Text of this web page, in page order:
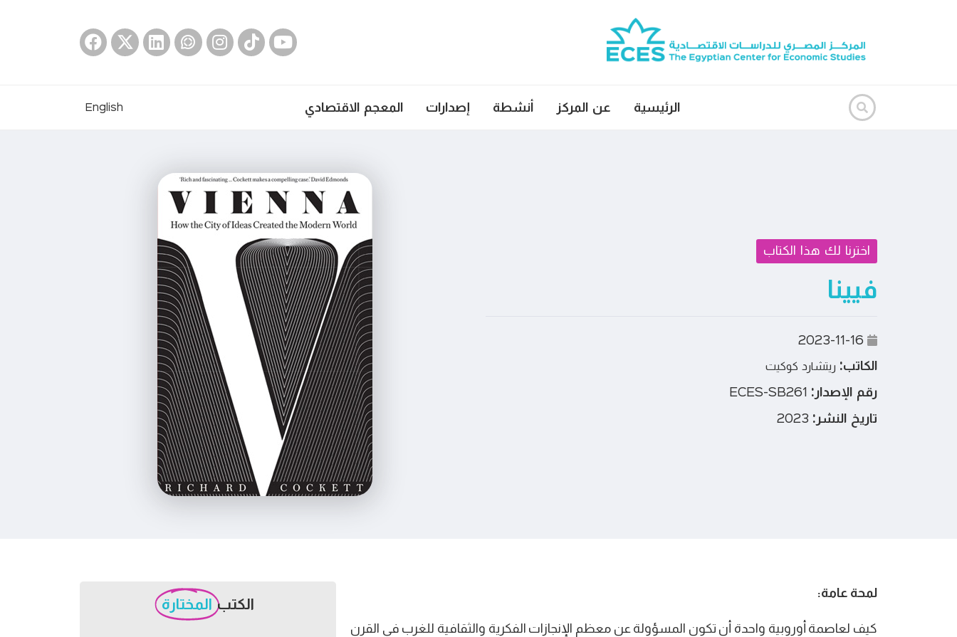
الرئيسية عن المركز أنشطة إصدارات المعجم الاقتصادي English
اخترنا لك هذا الكتاب
فيينا
الكاتب: ريتشارد كوكيت
رقم الإصدار:
تاريخ النشر:
لمحة عامة:
كيف لعاصمة أوروبية واحدة أن تكون المسؤولة عن معظم الإنجازات الفكرية والثقافية للغرب في القرن
الكتب المختارة